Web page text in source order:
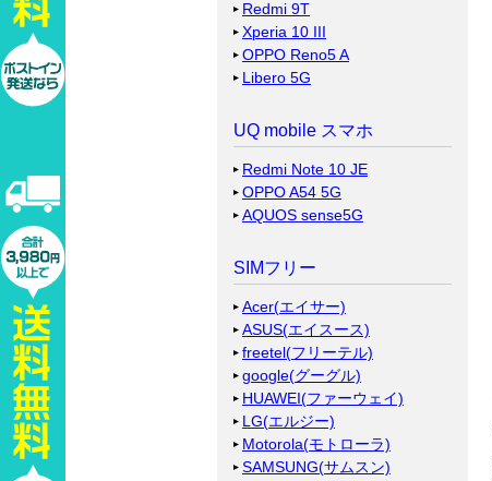
Redmi 9T
Xperia 10 III
OPPO Reno5 A
Libero 5G
UQ mobile スマホ
Redmi Note 10 JE
OPPO A54 5G
AQUOS sense5G
SIMフリー
Acer(エイサー)
ASUS(エイスース)
freetel(フリーテル)
google(グーグル)
HUAWEI(ファーウェイ)
LG(エルジー)
Motorola(モトローラ)
SAMSUNG(サムスン)